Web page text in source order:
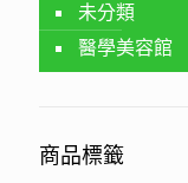
未分類
醫學美容館
商品標籤